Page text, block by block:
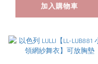
加入購物車